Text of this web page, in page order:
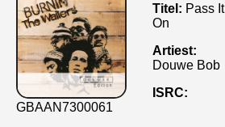
Titel: Pass It
On
Artiest:
Douwe Bob
ISRC:
GBAAN7300061